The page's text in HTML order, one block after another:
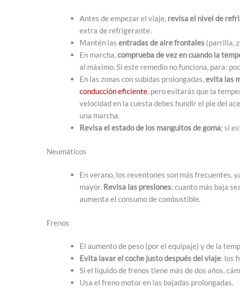
Antes de empezar el viaje, revisa el nivel de
extra de refrigerante.
Mantén las entradas de aire frontales (parrilla,
En marcha,comprueba de vez en cuando la
al máximo. Si este remedio no funciona, para:
En las zonas con subidas prolongadas,evita las
conducción eficiente, pero evitarás que la
velocidad en la cuesta debes hundir el pie del
una marcha.
Revisa el estado de los manguitos de goma; si
Neumáticos
En verano, los reventones son más frecuentes,
mayor. Revisa las presiones; cuanto más baja
aumenta el consumo de combustible.
Frenos
El aumento de peso (por el equipaje) y de la
Evita lavar el coche justo después del viaje: los
Si el líquido de frenos tiene más de dos años,
Usa el freno motor en las bajadas prolongadas.